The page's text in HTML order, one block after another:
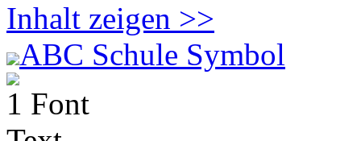
Inhalt zeigen >>
ABC Schule Symbol
1 Font